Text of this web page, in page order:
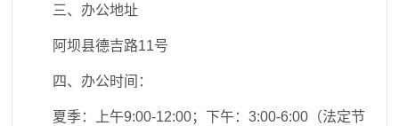
三、办公地址
阿坝县德吉路11号
四、办公时间：
夏季：上午9:00-12:00； 下午：3:00-6:00 （法定节